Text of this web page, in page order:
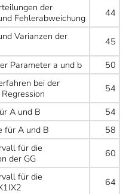
der
Fehlerabweichung
44
Varianzen der
45
Parameter a und b
50
bei der
54
A und B
54
für A und B
58
für die
der GG
60
für die
64